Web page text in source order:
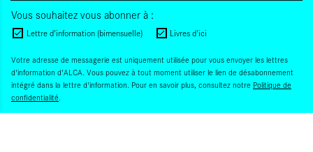
Vous souhaitez vous abonner à :
Lettre d'information (bimensuelle) Livres d'ici
Votre adresse de messagerie est uniquement utilisée pour vous envoyer les lettres
d'information d'ALCA. Vous pouvez à tout moment utiliser le lien de désabonnement
intégré dans la lettre d'information. Pour en savoir plus, consultez notre Politique de
confidentialité.